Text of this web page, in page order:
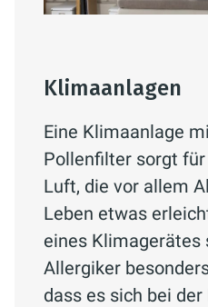
Klimaanlagen
Eine Klimaanlage
Pollenfilter sorgt
Luft, die vor allem
Leben etwas
eines Klimagerätes
Allergiker
dass es sich bei